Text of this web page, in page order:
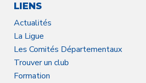
LIENS
Actualités
La Ligue
Les Comités Départementaux
Trouver un club
Formation